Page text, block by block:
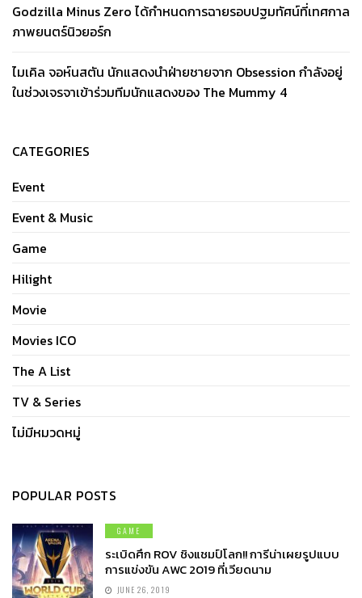
Godzilla Minus Zero ได้กำหนดการฉายรอบปฐมทัศน์ที่เทศกาล
ภาพยนตร์นิวยอร์ก
ไมเคิล จอห์นสตัน นักแสดงนำฝ่ายชายจาก Obsession กำลังอยู่
ในช่วงเจรจาเข้าร่วมทีมนักแสดงของ The Mummy 4
CATEGORIES
Event
Event & Music
Game
Hilight
Movie
Movies ICO
The A List
TV & Series
ไม่มีหมวดหมู่
POPULAR POSTS
GAME
ระเบิดศึก ROV ชิงแชมป์โลก!! การีน่าเผยรูปแบบ
การแข่งขัน AWC 2019 ที่เวียดนาม
JUNE 26, 2019